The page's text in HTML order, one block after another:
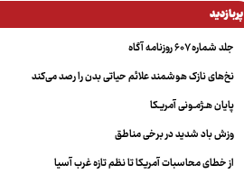
پربازدید
جلد شماره ۶۰۷ روزنامه آگاه
نخ‌های نازک هوشمند علائم حیاتی بدن را رصد می‌کند
پایان هـژمـونی آمریـکا
وزش باد شدید در برخی مناطق
از خطای محاسبات آمریکا تا نظم تازه غرب آسیا